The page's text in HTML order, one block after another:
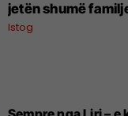
jetën shumë
bimëve mjekësore
Istog